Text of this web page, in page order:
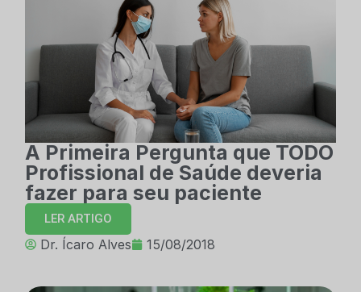
A Primeira Pergunta que TODO
Profissional de Saúde deveria
fazer para seu paciente
LER ARTIGO
Dr. Ícaro Alves 15/08/2018